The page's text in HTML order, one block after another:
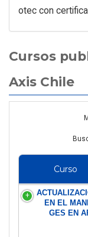
otec con
Cursos
Axis Chile
Curso
EN EL
GES EN